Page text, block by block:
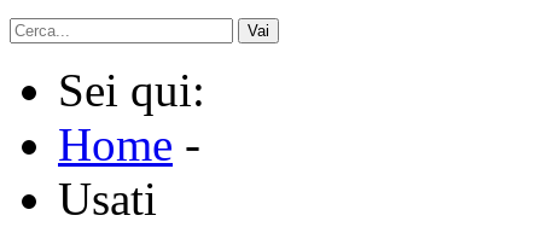
Vai
Sei qui:
Home -
Usati